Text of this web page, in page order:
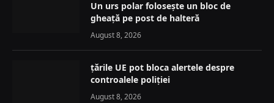
Un urs polar folosește un bloc de
gheață pe post de halteră
August 8, 2026
țările UE pot bloca alertele despre
controalele poliției
August 8, 2026